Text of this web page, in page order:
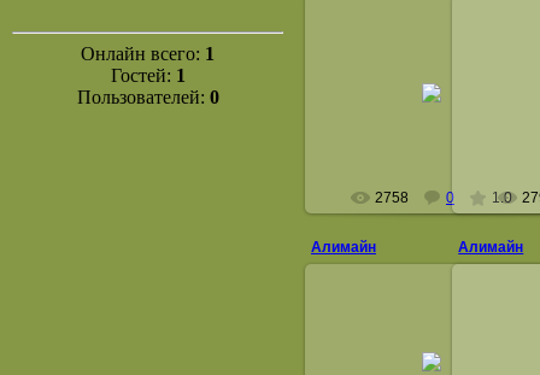
Онлайн всего: 1
Гостей: 1
Пользователей: 0 Алимайн
2758 0 1.0
Алимайн
Алимайн
Алимайн